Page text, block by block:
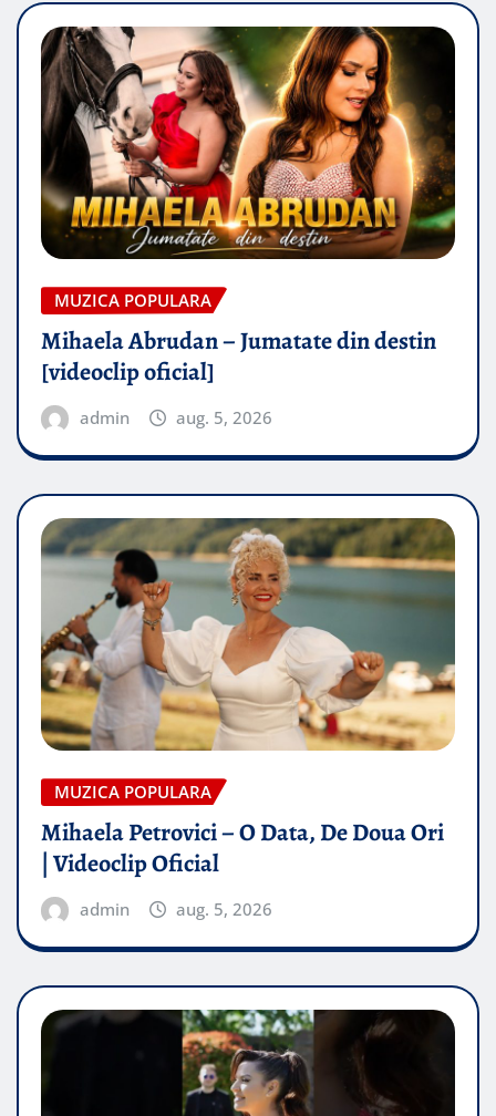
MUZICA POPULARA
Mihaela Abrudan – Jumatate din destin
[videoclip oficial]
admin aug. 5, 2026
MUZICA POPULARA
Mihaela Petrovici – O Data, De Doua Ori
| Videoclip Oficial
admin aug. 5, 2026